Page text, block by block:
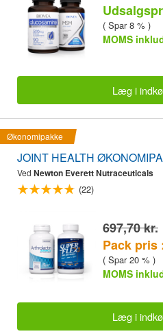
( Spar 8 % )
MOMS
Læg i
Økonomipakke
JOINT HEALTH
Ved Newton Everett Nutraceuticals
(22)
697,70 kr.
Pack pris
( Spar 20 % )
MOMS
Læg i